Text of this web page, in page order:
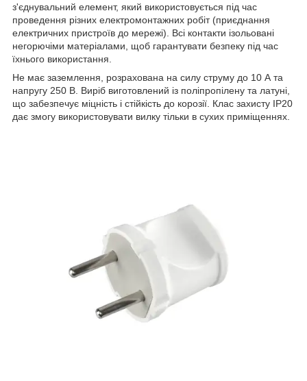
з'єднувальний елемент, який використовується під час
проведення різних електромонтажних робіт (приєднання
електричних пристроїв до мережі). Всі контакти ізольовані
негорючіми матеріалами, щоб гарантувати безпеку під час
їхнього використання.
Не має заземлення, розрахована на силу струму до 10 А та
напругу 250 В. Виріб виготовлений із поліпропілену та латуні,
що забезпечує міцність і стійкість до корозії. Клас захисту IP20
дає змогу використовувати вилку тільки в сухих приміщеннях.